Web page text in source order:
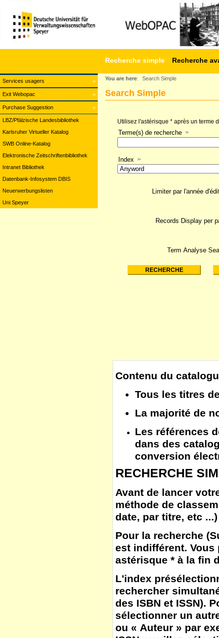
Services usagers
Exit Webopac
Purchase Suggestion
Recherche simple Recherche
LBZ/Pfälzische Landesbibliothek
Karlsruher Virtueller Katalog
SWB Online-Katalog
Elektronische Zeitschriftenbibliothek
Intranet Bibliothek
Datenbank-Infosystem DBIS
Neuerwerbungslisten
Uni Speyer
You are here: Search Simple
Search Simple
Utilisez l'astérisque * après un terme
Terme(s) de recherche
Index
Term Analyse
Limiter par l'année
Records Display per
Contenu du
Tous les titres
La majorité de
Les références
dans des
conversion
RECHERCHE
Avant de lancer
méthode de
date, par titre, etc ...)
Pour la recherche (
est indifférent. Vous
astérisque * à la fin
L'index
rechercher
des ISBN et ISSN).
sélectionner un
ou « Auteur » par